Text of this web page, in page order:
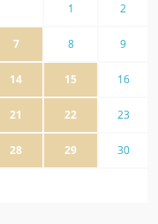
1 2
7 8 9
14 15 16
21 22 23
28 29 30